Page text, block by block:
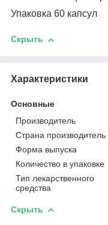
Упаковка 60 капсул
Скрыть
Характеристики
Основные
Производитель
Страна производитель
Форма выпуска
Количество в упаковке
Тип лекарственного
средства
Скрыть